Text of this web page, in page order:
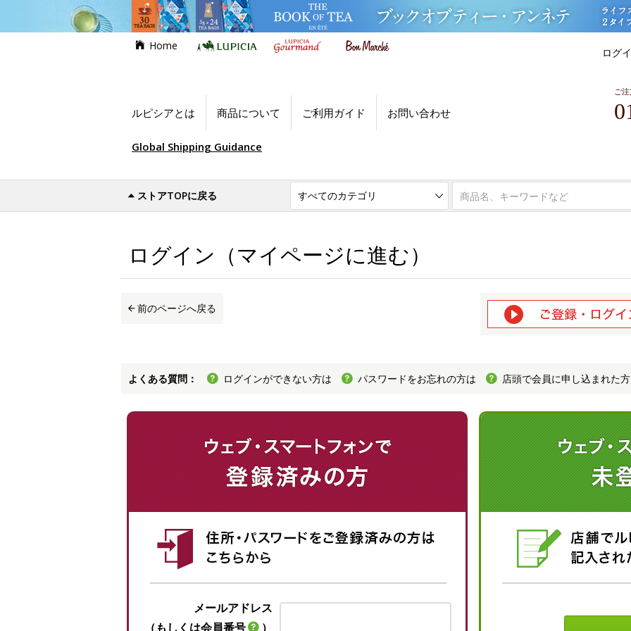
Home
ログ
ルピシアとは 商品について ご利用ガイド お問い合わせ
ご
Global Shipping Guidance
ストアTOPに戻る
世界のお茶専門店ルピシア ログイン（マイページに進む）
ログイン（マイページに進む）
前のページへ戻る
よくある質問： ログインができない方は パスワードをお忘れの方は 店頭で会員に申し込まれた
メールアドレス
（もしくは会員番号
）